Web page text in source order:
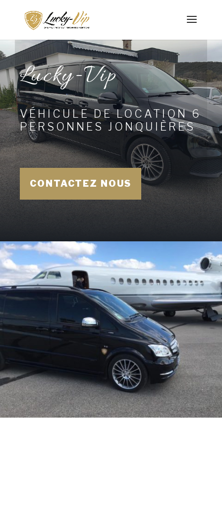
Lucky-Vip
VÉHICULE DE LOCATION 6
PERSONNES JONQUIÈRES
CONTACTEZ NOUS